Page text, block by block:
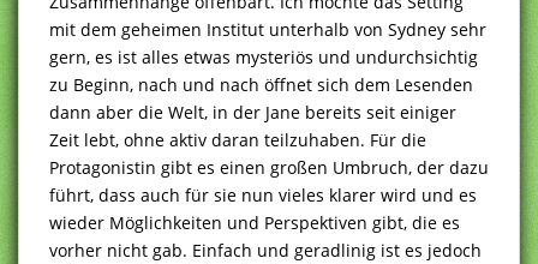
mit dem geheimen Institut unterhalb von Sydney sehr
gern, es ist alles etwas mysteriös und undurchsichtig
zu Beginn, nach und nach öffnet sich dem Lesenden
dann aber die Welt, in der Jane bereits seit einiger
Zeit lebt, ohne aktiv daran teilzuhaben. Für die
Protagonistin gibt es einen großen Umbruch, der dazu
führt, dass auch für sie nun vieles klarer wird und es
wieder Möglichkeiten und Perspektiven gibt, die es
vorher nicht gab. Einfach und geradlinig ist es jedoch